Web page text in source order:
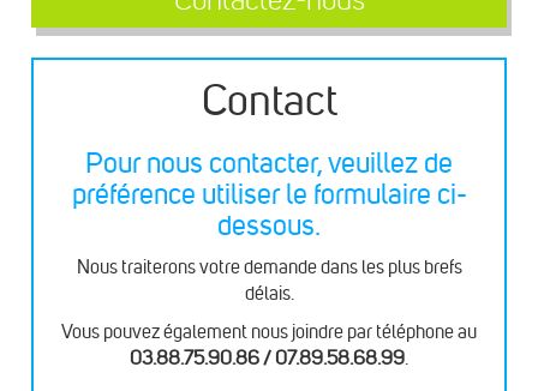
Contact
Pour nous contacter, veuillez de
préférence utiliser le formulaire ci-
dessous.
Nous traiterons votre demande dans les plus brefs
délais.
Vous pouvez également nous joindre par téléphone au
03.88.75.90.86 / 07.89.58.68.99.